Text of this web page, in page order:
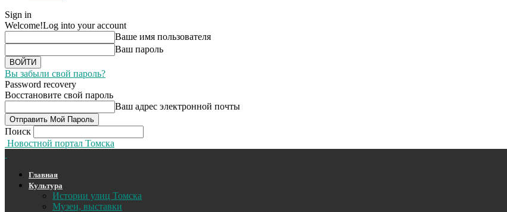
Sign in
Welcome!Log into your account
Ваше имя пользователя
Ваш пароль
Вы забыли свой пароль?
Password recovery
Восстановите свой пароль
Ваш адрес электронной почты
Поиск
Новостной портал Томска
Главная
Культура
Истории улиц Томска
Музеи, выставки